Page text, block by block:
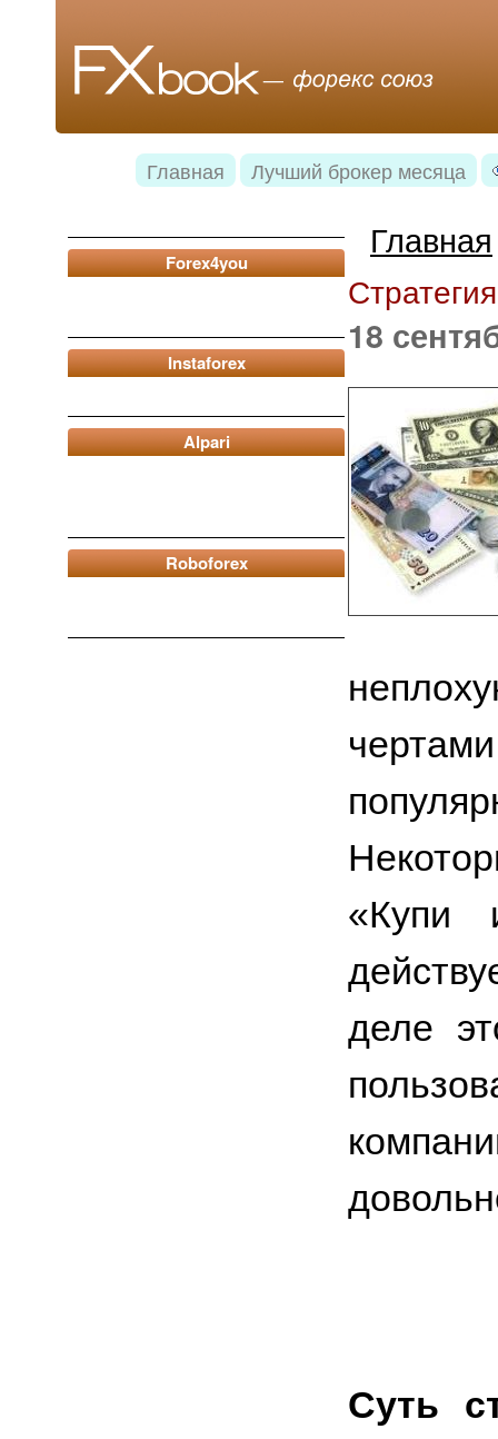
Главная Лучший брокер месяца
Forex4you
Instaforex
Alpari
Roboforex
Главная
18
«Купи
деле
Суть